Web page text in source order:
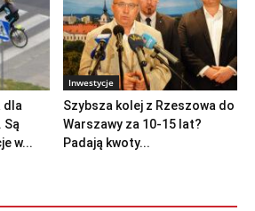
dla
Są
w...
Inwestycje
Szybsza kolej z Rzeszowa do
Warszawy za 10-15 lat?
Padają kwoty...